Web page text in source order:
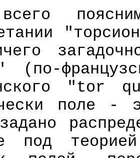
(по-
"tor
поле -
под